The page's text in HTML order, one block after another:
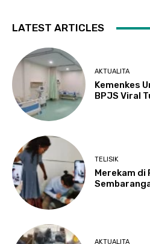
LATEST ARTICLES
AKTUALITA
Kemenkes
BPJS Viral
TELISIK
Merekam di
AKTUALITA